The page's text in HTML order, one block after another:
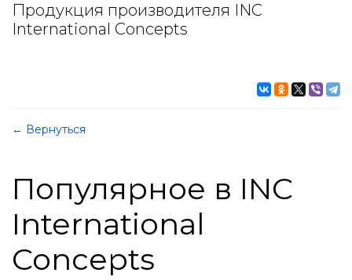
Продукция производителя INC
International Concepts
← Вернуться
Популярное в INC
International
Concepts